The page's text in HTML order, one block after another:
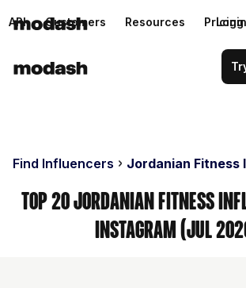
API Customers Resources Pricing
Login
Find Influencers Jordanian Fitness
Top 20 Jordanian Fitness
Instagram (Jul